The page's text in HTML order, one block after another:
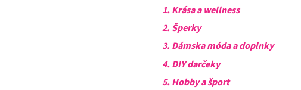
1. Krása a wellness
2. Šperky
3. Dámska móda a doplnky
4. DIY darčeky
5. Hobby a šport